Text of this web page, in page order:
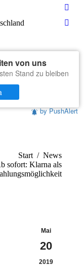
page
new
sich hier:
Start
News
sofort: Klarna als
Mai
20
2019
von uns
Stand zu bleiben
by PushAlert